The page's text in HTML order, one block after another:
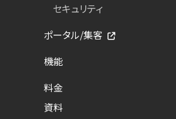
セキュリティ
ポータル/集客
機能
料金
資料